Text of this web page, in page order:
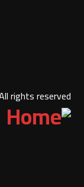
rights reserved